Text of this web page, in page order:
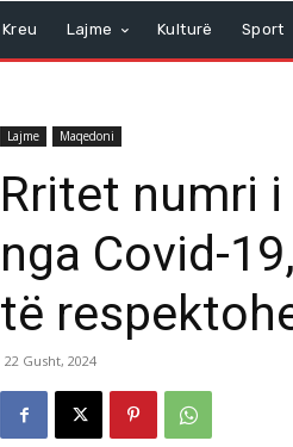
Kreu Lajme Kulturë Sport
Lajme Maqedoni
Rritet numri
nga Covid-
të
22 Gusht, 2024